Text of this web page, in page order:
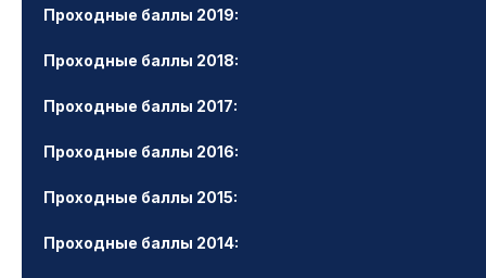
Проходные баллы 2019:
Проходные баллы 2018:
Проходные баллы 2017:
Проходные баллы 2016:
Проходные баллы 2015:
Проходные баллы 2014: